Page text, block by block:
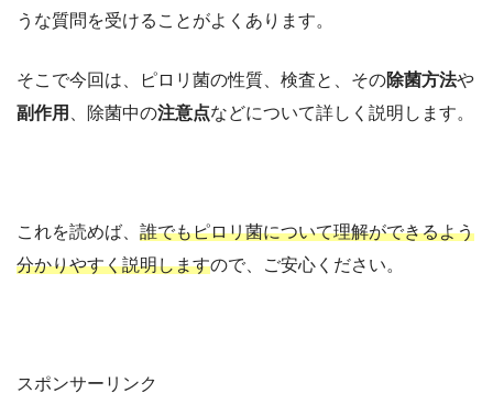
うな質問を受けることがよくあります。
そこで今回は、ピロリ菌の性質、検査と、その除菌方法や
副作用 、除菌中の注意点などについて詳しく説明します。
これを読めば、 誰でもピロリ菌について理解ができるよう
分かりやすく説明しますので、ご安心ください。
スポンサーリンク